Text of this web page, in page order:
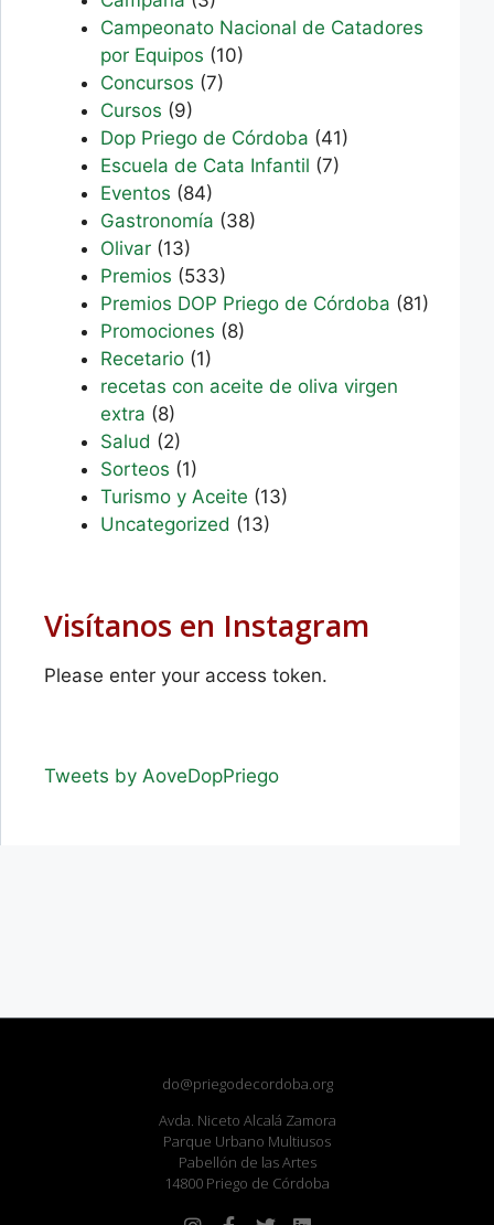
Campeonato Nacional de Catadores
por Equipos (10)
Concursos (7)
Cursos (9)
Dop Priego de Córdoba (41)
Escuela de Cata Infantil (7)
Eventos (84)
Gastronomía (38)
Olivar (13)
Premios (533)
Premios DOP Priego de Córdoba (81)
Promociones (8)
Recetario (1)
recetas con aceite de oliva virgen
extra (8)
Salud (2)
Sorteos (1)
Turismo y Aceite (13)
Uncategorized (13)
Visítanos en Instagram
Please enter your access token.
Tweets by AoveDopPriego
do@priegodecordoba.org
Avda. Niceto Alcalá Zamora
Parque Urbano Multiusos
Pabellón de las Artes
14800 Priego de Córdoba